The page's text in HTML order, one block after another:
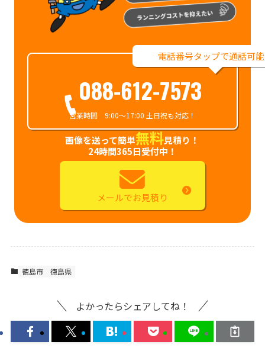
電話番号タップで通話可
088-612-7573
営業時間 9:00～17:00 土日祝も対応！
画像を送って簡単無料見積り！
24時間365日受付中！
メールでお見積り
徳島市 徳島県
よかったらシェアしてね！